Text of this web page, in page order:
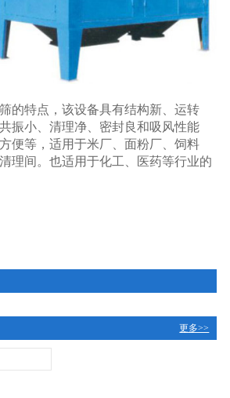
的特点，该设备具有结构新、运转
振小、清理净、密封良和吸风性能
便等，适用于米厂、面粉厂、饲料
理间。也适用于化工、医药等行业的
更多>>